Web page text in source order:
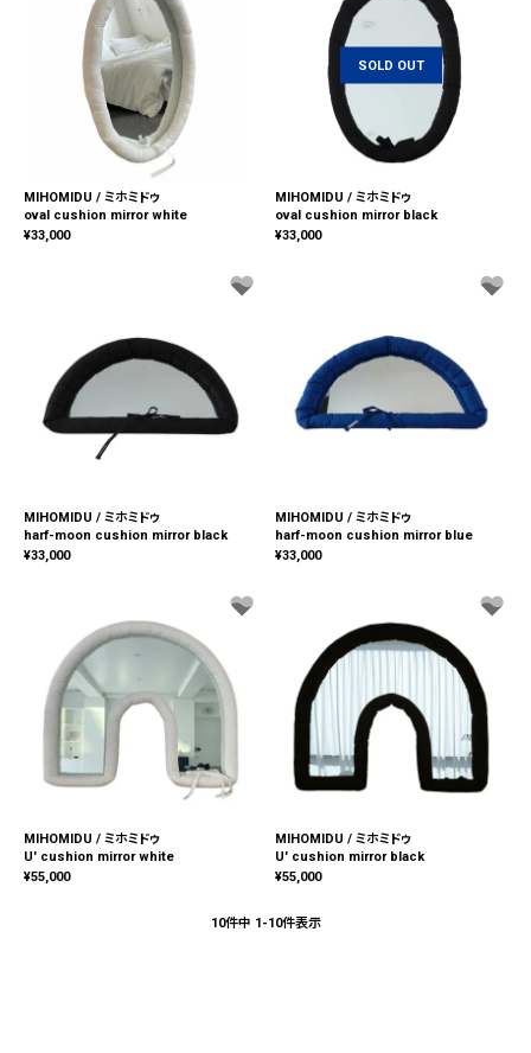
MIHOMIDU / ミホミドゥ
oval cushion mirror white
¥33,000
SOLD OUT
MIHOMIDU / ミホミドゥ
oval cushion mirror black
¥33,000
MIHOMIDU / ミホミドゥ
harf-moon cushion mirror black
¥33,000
MIHOMIDU / ミホミドゥ
harf-moon cushion mirror blue
¥33,000
MIHOMIDU / ミホミドゥ
U' cushion mirror white
¥55,000
MIHOMIDU / ミホミドゥ
U' cushion mirror black
¥55,000
10件中 1-10件表示